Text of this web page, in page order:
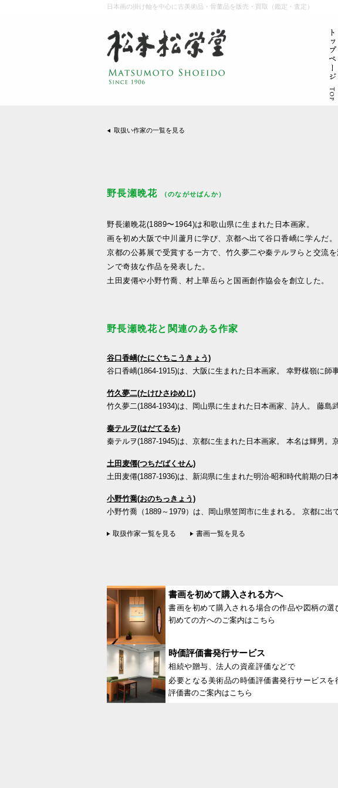
日本画の掛け軸を中心に古美術品・骨董品を販売・買取（鑑定・査定）
取扱い作家の一覧を見る
野長瀬晩花 （のながせばんか）
野長瀬晩花(1889〜1964)は和歌山県に生まれた日本画家。
画を初め大阪で中川蘆月に学び、京都へ出て谷口香嶠に学んだ。
京都の公募展で受賞する一方で、竹久夢二や秦テルヲらと交流
ンで奇抜な作品を発表した。
土田麦僊や小野竹喬、村上華岳らと国画創作協会を創立した。
野長瀬晩花と関連のある作家
谷口香嶠(たにぐちこうきょう)
谷口香嶠(1864-1915)は、大阪に生まれた日本画家。 幸野楳嶺に師
竹久夢二(たけひさゆめじ)
竹久夢二(1884-1934)は、岡山県に生まれた日本画家、詩人。 藤島
秦テルヲ(はだてるを)
秦テルヲ(1887-1945)は、京都に生まれた日本画家。 本名は輝男。
土田麦僊(つちだばくせん)
土田麦僊(1887-1936)は、新潟県に生まれた明治-昭和時代前期の日
小野竹喬(おのちっきょう)
小野竹喬（1889～1979）は、岡山県笠岡市に生まれる。 京都に出
取扱作家一覧を見る 書画一覧を見る
書画を初めて購入される方へ
書画を初めて購入される場合の作品や図柄の選
初めての方へのご案内はこちら
時価評価書発行サービス
相続や贈与、法人の資産評価などで
必要となる美術品の時価評価書発行サービスを
評価書のご案内はこちら